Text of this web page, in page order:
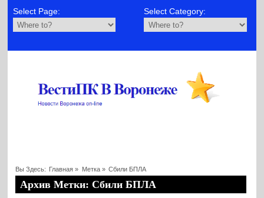
Select Page: Select Category:
Вы Здесь: Главная » Метка » Сбили БПЛА
Архив Метки: Сбили БПЛА